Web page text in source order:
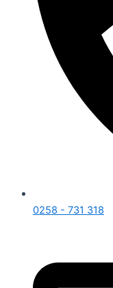
0258 - 731 318